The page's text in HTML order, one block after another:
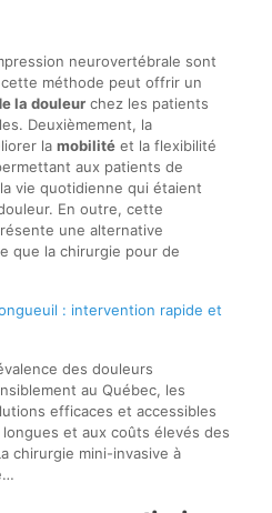
neurovertébrale sont
méthode peut offrir un
la douleurchez les patients
Deuxièmement, la
la mobilitéet la flexibilité
aux patients de
vie quotidienne qui étaient
En outre, cette
une alternative
que la chirurgie pour de
: intervention rapide et
des douleurs
au Québec, les
efficaces et accessibles
et aux coûts élevés des
chirurgie mini-invasive à